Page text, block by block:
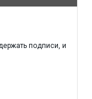
подписи, и